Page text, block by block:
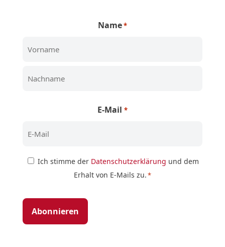
Name*
E-Mail *
Zustimmung
*
Ich stimme der Datenschutzerklärung und dem
Erhalt von E-Mails zu.*